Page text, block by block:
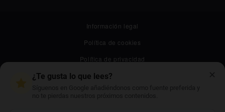
Información legal
Política de cookies
Política de privacidad
Canal ético
¿Te gusta lo que lees?